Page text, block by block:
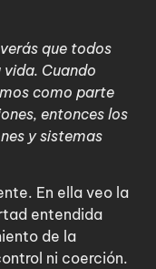
que todos
Cuando
como parte
entonces los
y sistemas
En ella veo la
entendida
de la
ni coerción.